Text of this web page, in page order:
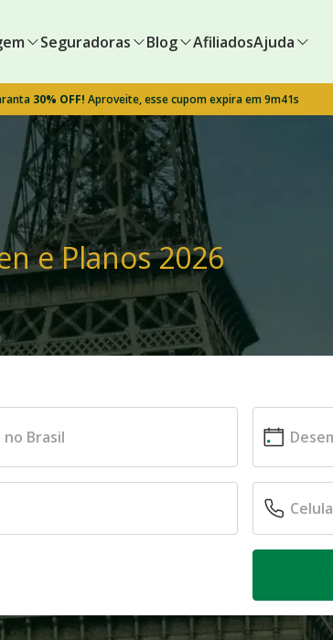
Seguradoras Blog AfiliadosAjuda
30% OFF! Aproveite, esse cupom expira em 9m40s
e Planos 2026